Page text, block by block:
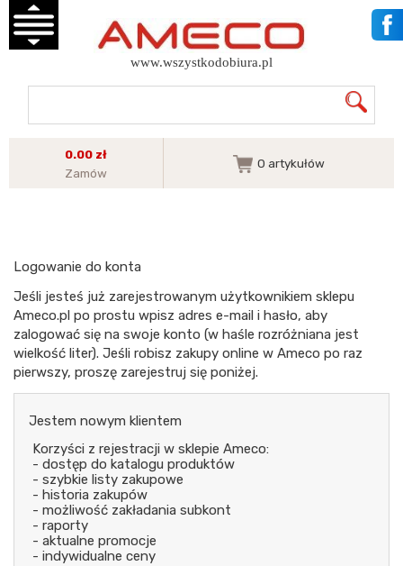
www.wszystkodobiura.pl
0.00 zł
Zamów
0 artykułów
Logowanie do konta
Jeśli jesteś już zarejestrowanym użytkownikiem sklepu
Ameco.pl po prostu wpisz adres e-mail i hasło, aby
zalogować się na swoje konto (w haśle rozróżniana jest
wielkość liter). Jeśli robisz zakupy online w Ameco po raz
pierwszy, proszę zarejestruj się poniżej.
Jestem nowym klientem
Korzyści z rejestracji w sklepie Ameco:
- dostęp do katalogu produktów
- szybkie listy zakupowe
- historia zakupów
- możliwość zakładania subkont
- raporty
- aktualne promocje
- indywidualne ceny